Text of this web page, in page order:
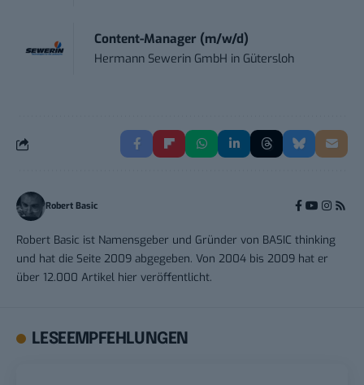
Content-Manager (m/w/d)
Hermann Sewerin GmbH in Gütersloh
Robert Basic
Robert Basic ist Namensgeber und Gründer von BASIC thinking
und hat die Seite 2009 abgegeben. Von 2004 bis 2009 hat er
über 12.000 Artikel hier veröffentlicht.
LESEEMPFEHLUNGEN